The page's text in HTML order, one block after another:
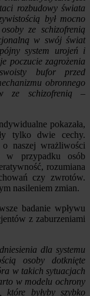
rozbudowy świata
był mocno
ze schizofrenią
w swój świat
system urojeń i
poczucie zagrożenia
bufor przed
obronnego
ze schizofrenią –
pokazała,
tylko dwie cechy.
o naszej wrażliwości
w przypadku osób
rozumiana
czy zwrotów.
nasileniem zmian.
badanie wpływu
z zaburzeniami
dla systemu
osoby dotknięte
w takich sytuacjach
w modelu ochrony
byłyby szybko